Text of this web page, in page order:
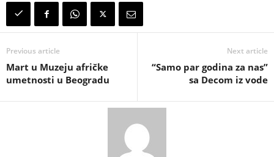
Previous article
Mart u Muzeju afričke
umetnosti u Beogradu
Next article
“Samo par godina za nas”
sa Decom iz vode